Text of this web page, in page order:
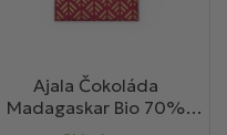
Ajala Čokoláda
Madagaskar Bio 70%
cacao 45g